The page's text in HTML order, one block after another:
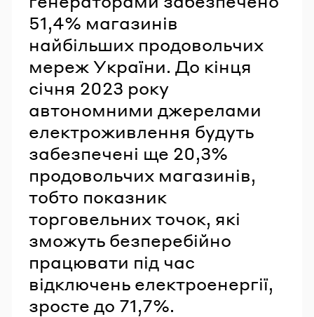
51,4% магазинів
найбільших продовольчих
мереж України. До кінця
січня 2023 року
автономними джерелами
електроживлення будуть
забезпечені ще 20,3%
продовольчих магазинів,
тобто показник
торговельних точок, які
зможуть безперебійно
працювати під час
відключень електроенергії,
зросте до 71,7%.